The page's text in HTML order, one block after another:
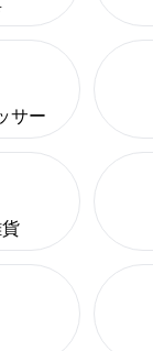
サー